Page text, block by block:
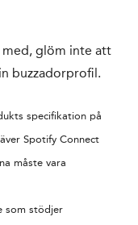
med, glöm inte att
buzzadorprofil.
specifikation på
Spotify Connect
måste vara
som stödjer